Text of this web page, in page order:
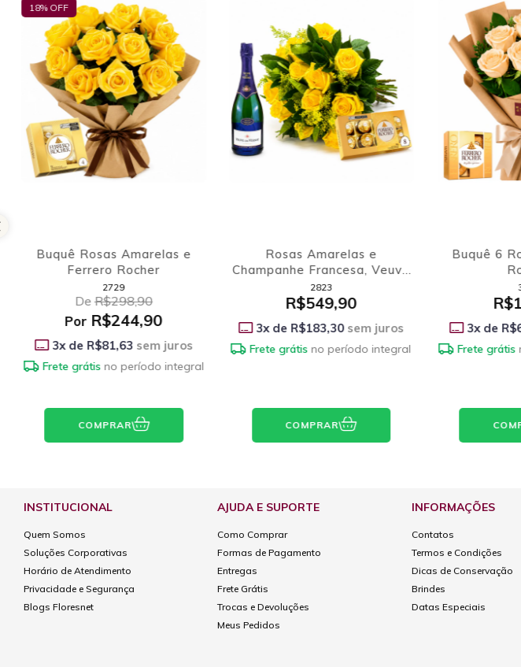
18% OFF
Buquê Rosas Amarelas e
Ferrero Rocher
2729
De R$298,90
PorR$244,90
3x de R$81,63sem juros
Frete grátis no período integral
COMPRAR
Rosas Amarelas e
Champanhe Francesa, Veuve
du Vernay e Ferrero
2823
R$549,90
3x de R$183,30sem juros
Frete grátis no período integral
COMPRAR
Buquê 6
3x de
Frete grátis
INSTITUCIONAL
Quem Somos
Soluções Corporativas
Horário de Atendimento
Privacidade e Segurança
Blogs Floresnet
AJUDA E SUPORTE
Como Comprar
Formas de Pagamento
Entregas
Frete Grátis
Trocas e Devoluções
Meus Pedidos
INFORMAÇÕES
Contatos
Termos e Condições
Dicas de Conservação
Brindes
Datas Especiais